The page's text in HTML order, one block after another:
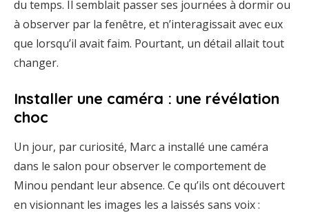
du temps. Il semblait passer ses journées à dormir ou
à observer par la fenêtre, et n’interagissait avec eux
que lorsqu’il avait faim. Pourtant, un détail allait tout
changer.
Installer une caméra : une révélation
choc
Un jour, par curiosité, Marc a installé une caméra
dans le salon pour observer le comportement de
Minou pendant leur absence. Ce qu’ils ont découvert
en visionnant les images les a laissés sans voix :